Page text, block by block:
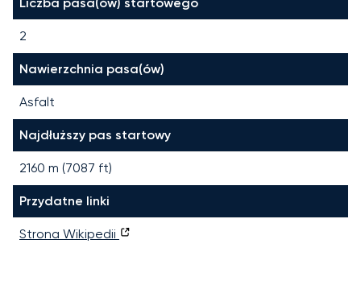
2
Nawierzchnia pasa(ów)
Asfalt
Najdłuższy pas startowy
2160 m (7087 ft)
Przydatne linki
Strona Wikipedii